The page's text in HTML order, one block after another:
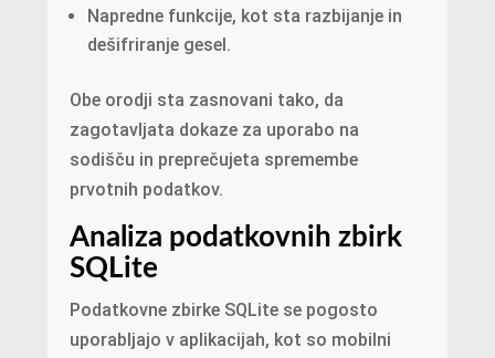
Napredne funkcije, kot sta razbijanje in
dešifriranje gesel.
Obe orodji sta zasnovani tako, da
zagotavljata dokaze za uporabo na
sodišču in preprečujeta spremembe
prvotnih podatkov.
Analiza podatkovnih zbirk
SQLite
Podatkovne zbirke SQLite se pogosto
uporabljajo v aplikacijah, kot so mobilni